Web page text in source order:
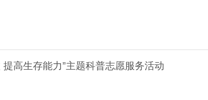
高生存能力”主题科普志愿服务活动